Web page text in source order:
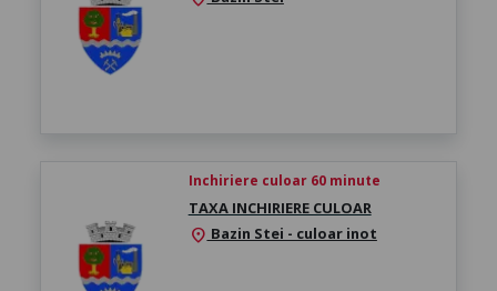
Inchiriere culoar 60 minute
TAXA INCHIRIERE CULOAR
location_on Bazin Stei - culoar inot